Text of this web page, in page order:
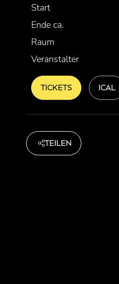
Start
Ende ca.
Raum
Veranstalter
TICKETS ICAL
TEILEN